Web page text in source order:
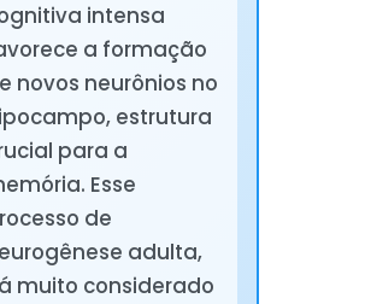
intensa
a formação
novos neurônios no
estrutura
para a
Esse
de
adulta,
muito considerado